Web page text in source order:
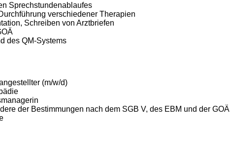
Sprechstundenablaufes
verschiedener Therapien
Schreiben von Arztbriefen
des QM-Systems
(m/w/d)
der Bestimmungen nach dem SGB V, des EBM und der GOÄ